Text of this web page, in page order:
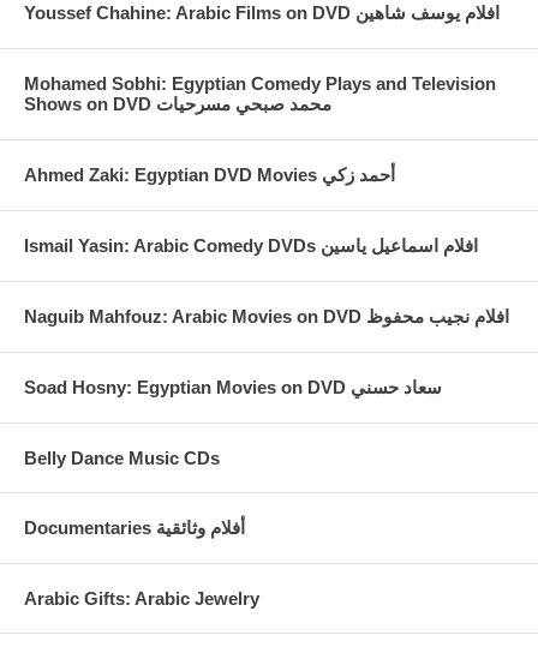
Youssef Chahine: Arabic Films on DVD افلام يوسف شاهين
Mohamed Sobhi: Egyptian Comedy Plays and Television
Shows on DVD محمد صبحي مسرحيات
Ahmed Zaki: Egyptian DVD Movies أحمد زكي
Ismail Yasin: Arabic Comedy DVDs افلام اسماعيل ياسين
Naguib Mahfouz: Arabic Movies on DVD افلام نجيب محفوظ
Soad Hosny: Egyptian Movies on DVD سعاد حسني
Belly Dance Music CDs
Documentaries أفلام وثائقية
Arabic Gifts: Arabic Jewelry